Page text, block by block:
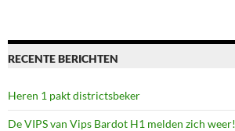
RECENTE BERICHTEN
Heren 1 pakt districtsbeker
De VIPS van Vips Bardot H1 melden zich weer!